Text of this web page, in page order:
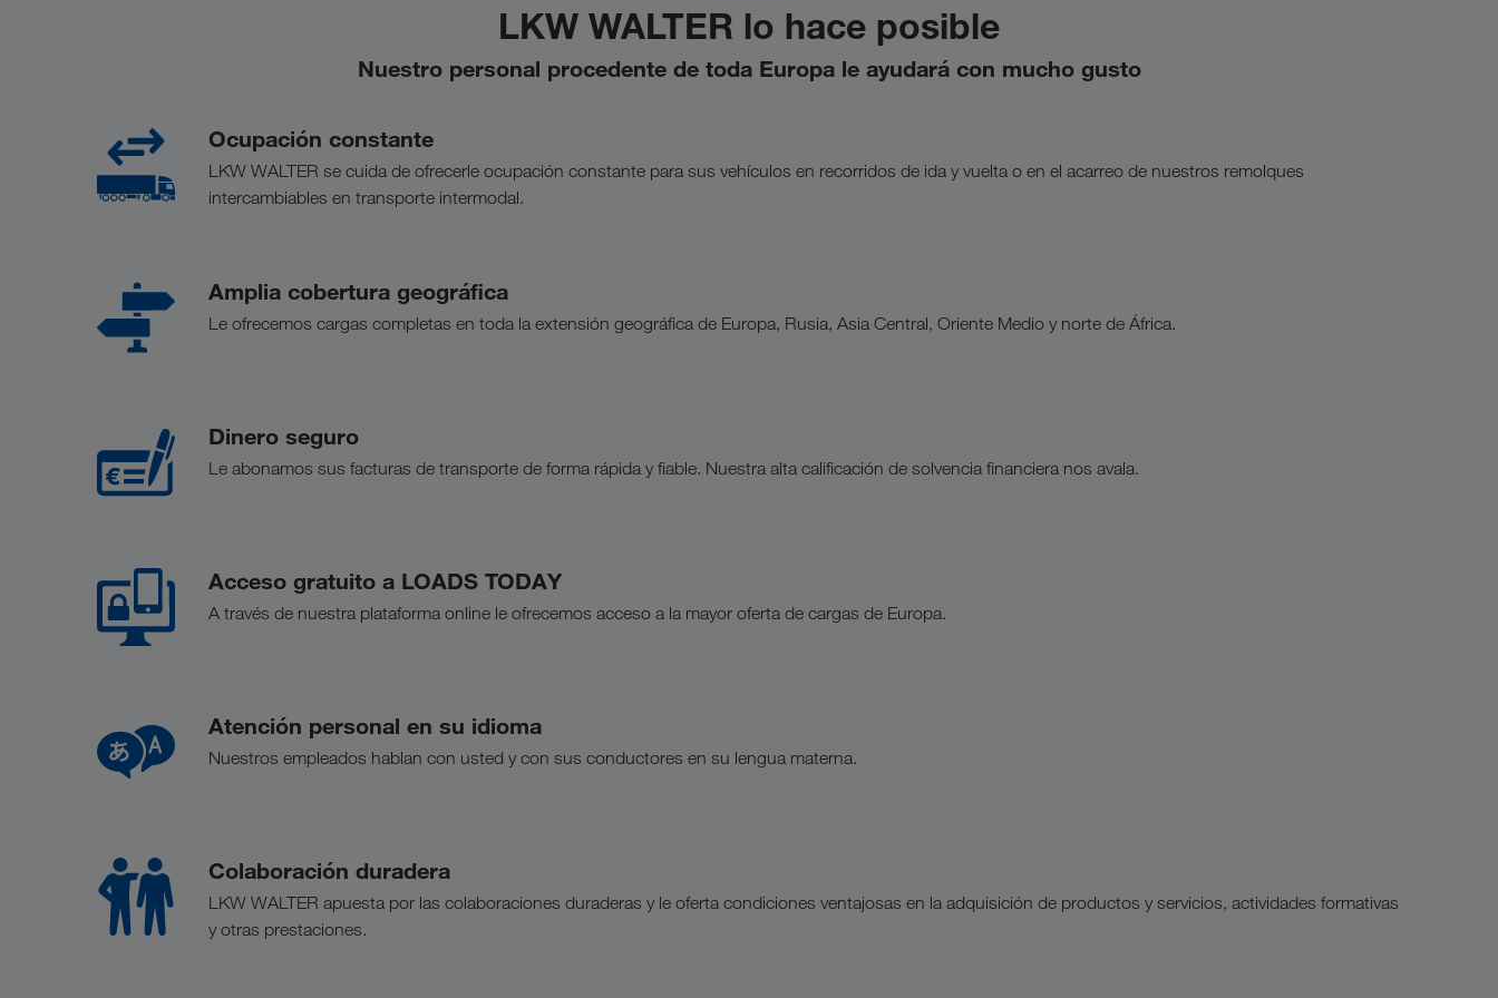
LKW WALTER lo hace posible
Nuestro personal procedente de toda Europa le ayudará con mucho gusto
Ocupación constante
LKW WALTER se cuida de ofrecerle ocupación constante para sus vehículos en recorridos de ida y vuelta o en el acarreo de nuestros remolques
intercambiables en transporte intermodal.
Amplia cobertura geográfica
Le ofrecemos cargas completas en toda la extensión geográfica de Europa, Rusia, Asia Central, Oriente Medio y norte de África.
Dinero seguro
Le abonamos sus facturas de transporte de forma rápida y fiable. Nuestra alta calificación de solvencia financiera nos avala.
Acceso gratuito a LOADS TODAY
A través de nuestra plataforma online le ofrecemos acceso a la mayor oferta de cargas de Europa.
Atención personal en su idioma
Nuestros empleados hablan con usted y con sus conductores en su lengua materna.
Colaboración duradera
LKW WALTER apuesta por las colaboraciones duraderas y le oferta condiciones ventajosas en la adquisición de productos y servicios, actividades formativas
y otras prestaciones.